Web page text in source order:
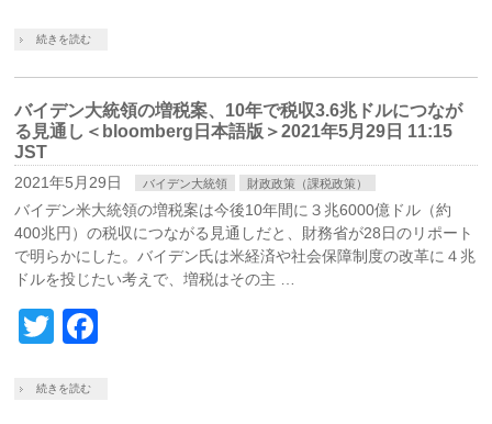
続きを読む
バイデン大統領の増税案、10年で税収3.6兆ドルにつなが
る見通し＜bloomberg日本語版＞2021年5月29日 11:15
JST
2021年5月29日 バイデン大統領 財政政策（課税政策）
バイデン米大統領の増税案は今後10年間に３兆6000億ドル（約
400兆円）の税収につながる見通しだと、財務省が28日のリポート
で明らかにした。バイデン氏は米経済や社会保障制度の改革に４兆
ドルを投じたい考えで、増税はその主 …
Twitter
続きを読む